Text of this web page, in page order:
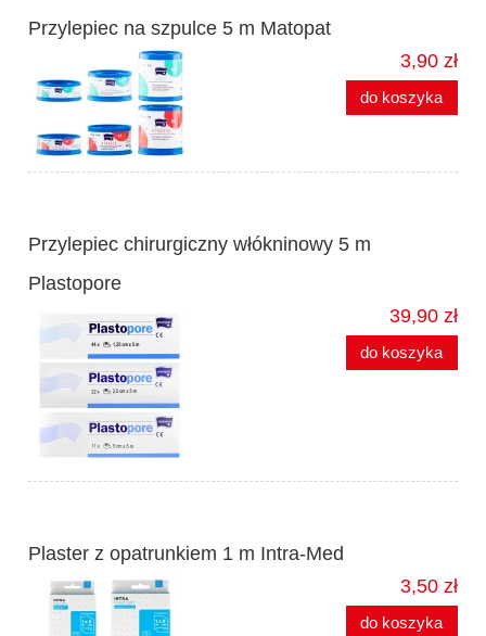
Przylepiec na szpulce 5 m Matopat
3,90 zł
do koszyka
Przylepiec chirurgiczny włókninowy 5 m
Plastopore
39,90 zł
do koszyka
Plaster z opatrunkiem 1 m Intra-Med
3,50 zł
do koszyka